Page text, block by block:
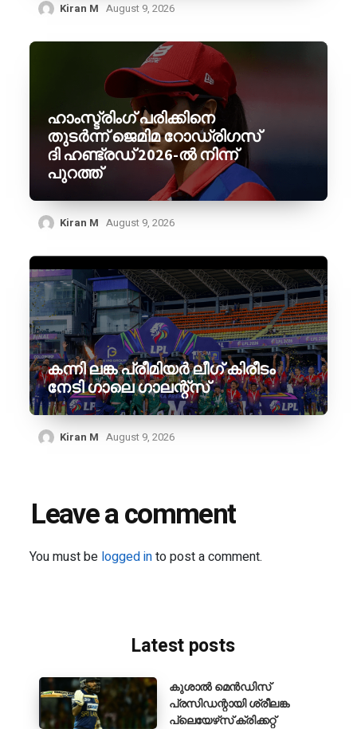
Kiran M August 9, 2026
ഹാംസ്ട്രിംഗ് പരിക്കിനെ
തുടർന്ന് ജെമിമ റോഡ്രിഗസ്
ദി ഹണ്ട്രഡ് 2026-ൽ നിന്ന്
പുറത്ത്
Kiran M August 9, 2026
കന്നി ലങ്ക പ്രീമിയർ ലീഗ് കിരീടം
നേടി ഗാലെ ഗാലന്റ്‌സ്
Kiran M August 9, 2026
Leave a comment
You must be logged into post a comment.
Latest posts
കുശാൽ മെൻഡിസ്
പ്രസിഡന്റായി ശ്രീലങ്ക
പ്ലെയേഴ്‌സ് ക്രിക്കറ്റ്